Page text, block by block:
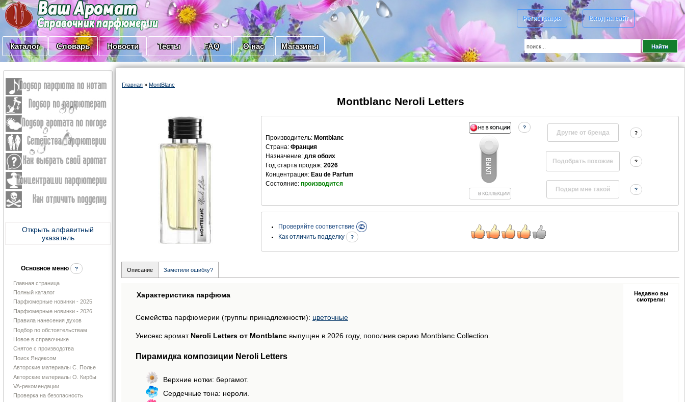
Регистрация Вход на сайт
Каталог Словарь Новости Тесты FAQ О нас Магазины
Открыть алфавитный
указатель
Основное меню ?
Главная страница
Полный каталог
Парфюмерные новинки - 2025
Парфюмерные новинки - 2026
Правила нанесения духов
Подбор по обстоятельствам
Новое в справочнике
Снятое с производства
Поиск Яндексом
Авторские материалы С. Полье
Авторские материалы О. Кирбы
VA-рекомендации
Проверка на безопасность
Главная » MontBlanc
Montblanc Neroli Letters
Производитель: Montblanc
Страна: Франция
Назначение: для обоих
Год старта продаж: 2026
Концентрация: Eau de Parfum
Состояние: производится
?
Другие от бренда ?
?
?
Проверяйте соответствие
Как отличить подделку
?
Описание Заметили ошибку?
Характеристика парфюма
Семейства парфюмерии (группы принадлежности): цветочные
Унисекс аромат Neroli Letters от Montblanc выпущен в 2026 году, пополнив серию Montblanc Collection.
Пирамидка композиции Neroli Letters
Верхние нотки: бергамот.
Сердечные тона: нероли.
Недавно вы
смотрели: